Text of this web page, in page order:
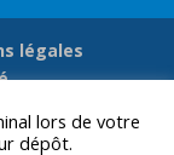
légales
lors de votre
dépôt.